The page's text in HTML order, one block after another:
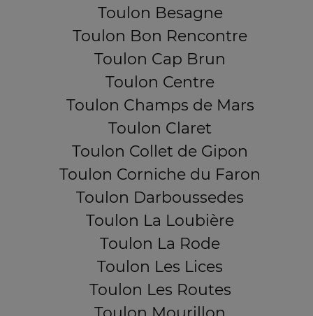
Toulon Besagne
Toulon Bon Rencontre
Toulon Cap Brun
Toulon Centre
Toulon Champs de Mars
Toulon Claret
Toulon Collet de Gipon
Toulon Corniche du Faron
Toulon Darboussedes
Toulon La Loubière
Toulon La Rode
Toulon Les Lices
Toulon Les Routes